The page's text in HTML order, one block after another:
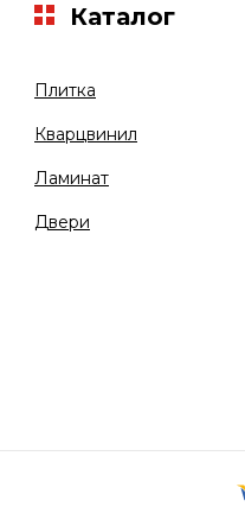
Плитка
Кварцвинил
Ламинат
Двери
Каталог